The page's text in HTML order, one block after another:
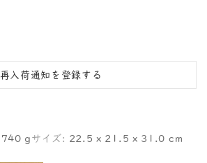
再入荷通知を登録する
740 g サイズ: 22.5 x 21.5 x 31.0 cm